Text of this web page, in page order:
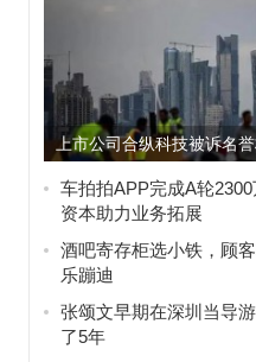
上市公司合纵科技被诉名
落锤
车拍拍APP完成A轮
资本助力业务拓展
酒吧寄存柜选小铁，顾
乐蹦迪
张颂文早期在深圳当导
了5年